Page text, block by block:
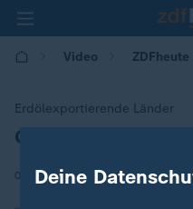
Video
Erdölexportierende Länder
:
Opec+ erhöht ihre
03.05.2026 | 15:45
Deine